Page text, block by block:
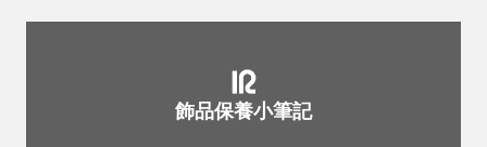
飾品保養小筆記